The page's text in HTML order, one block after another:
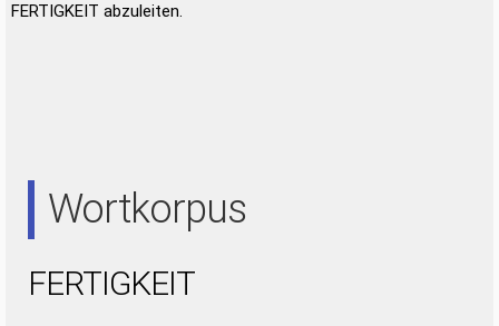
FERTIGKEIT abzuleiten.
Wortkorpus
FERTIGKEIT